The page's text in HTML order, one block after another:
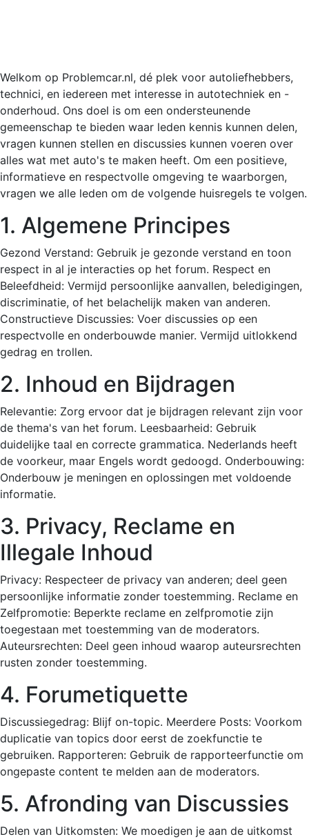
Welkom op Problemcar.nl, dé plek voor autoliefhebbers,
technici, en iedereen met interesse in autotechniek en -
onderhoud. Ons doel is om een ondersteunende
gemeenschap te bieden waar leden kennis kunnen delen,
vragen kunnen stellen en discussies kunnen voeren over
alles wat met auto's te maken heeft. Om een positieve,
informatieve en respectvolle omgeving te waarborgen,
vragen we alle leden om de volgende huisregels te volgen.
1. Algemene Principes
Gezond Verstand: Gebruik je gezonde verstand en toon
respect in al je interacties op het forum. Respect en
Beleefdheid: Vermijd persoonlijke aanvallen, beledigingen,
discriminatie, of het belachelijk maken van anderen.
Constructieve Discussies: Voer discussies op een
respectvolle en onderbouwde manier. Vermijd uitlokkend
gedrag en trollen.
2. Inhoud en Bijdragen
Relevantie: Zorg ervoor dat je bijdragen relevant zijn voor
de thema's van het forum. Leesbaarheid: Gebruik
duidelijke taal en correcte grammatica. Nederlands heeft
de voorkeur, maar Engels wordt gedoogd. Onderbouwing:
Onderbouw je meningen en oplossingen met voldoende
informatie.
3. Privacy, Reclame en
Illegale Inhoud
Privacy: Respecteer de privacy van anderen; deel geen
persoonlijke informatie zonder toestemming. Reclame en
Zelfpromotie: Beperkte reclame en zelfpromotie zijn
toegestaan met toestemming van de moderators.
Auteursrechten: Deel geen inhoud waarop auteursrechten
rusten zonder toestemming.
4. Forumetiquette
Discussiegedrag: Blijf on-topic. Meerdere Posts: Voorkom
duplicatie van topics door eerst de zoekfunctie te
gebruiken. Rapporteren: Gebruik de rapporteerfunctie om
ongepaste content te melden aan de moderators.
5. Afronding van Discussies
Delen van Uitkomsten: We moedigen je aan de uitkomst